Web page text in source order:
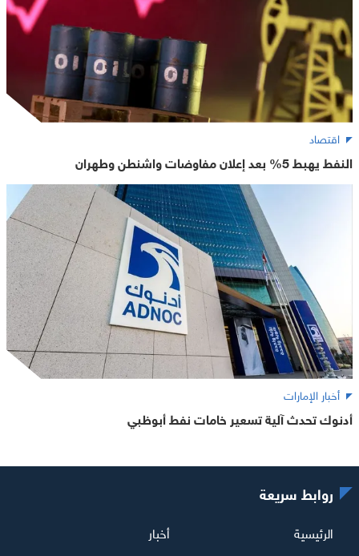
اقتصاد
النفط يهبط 5% بعد إعلان مفاوضات واشنطن وطهران
أخبار الإمارات
أدنوك تحدث آلية تسعير خامات نفط أبوظبي
روابط سريعة
الرئيسية أخبار